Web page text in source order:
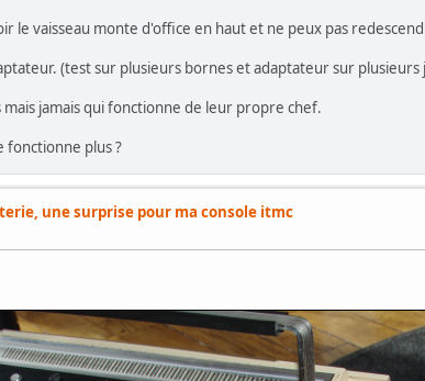
le vaisseau monte d'office en haut et ne peux pas
(test sur plusieurs bornes et adaptateur sur plusieurs
mais jamais qui fonctionne de leur propre chef.
fonctionne plus ?
une surprise pour ma console itmc